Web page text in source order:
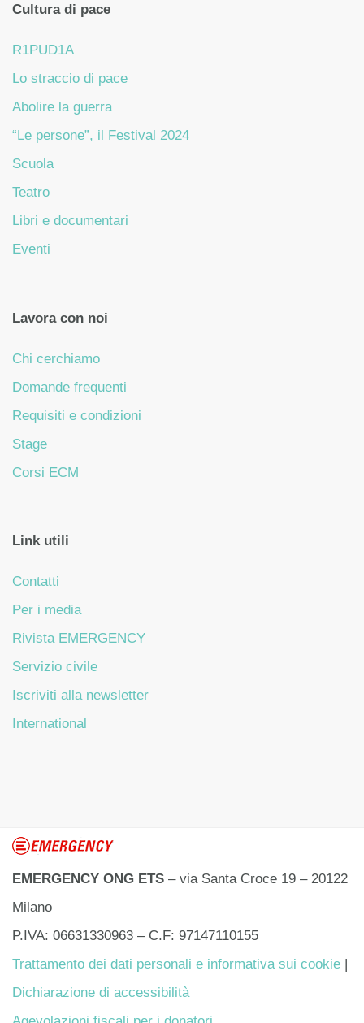
Cultura di pace
R1PUD1A
Lo straccio di pace
Abolire la guerra
“Le persone”, il Festival 2024
Scuola
Teatro
Libri e documentari
Eventi
Lavora con noi
Chi cerchiamo
Domande frequenti
Requisiti e condizioni
Stage
Corsi ECM
Link utili
Contatti
Per i media
Rivista EMERGENCY
Servizio civile
Iscriviti alla newsletter
International
EMERGENCY ONG ETS – via Santa Croce 19 – 20122
Milano
P.IVA: 06631330963 – C.F: 97147110155
Trattamento dei dati personali e informativa sui cookie |
Dichiarazione di accessibilità